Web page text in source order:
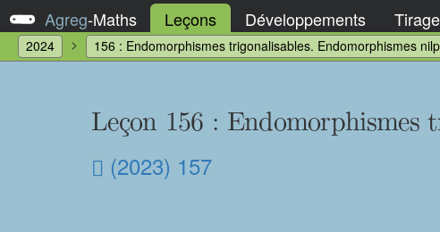
Agreg-Maths Leçons Développements
2024 156 : Endomorphismes trigonalisables. Endomorphismes
Leçon 156 : Endomorphismes
(2023) 157